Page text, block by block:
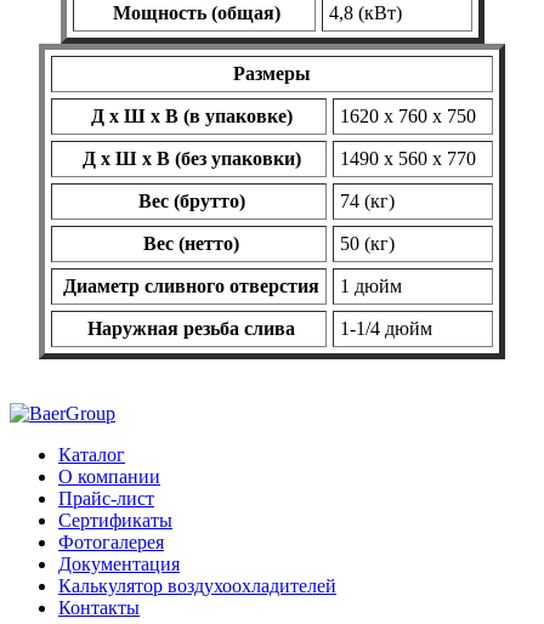
Мощность (общая) 4,8 (кВт)
Размеры
Д х Ш х В (в упаковке) 1620 х 760 х 750
Д х Ш х В (без упаковки) 1490 х 560 х 770
Вес (брутто) 74 (кг)
Вес (нетто) 50 (кг)
Диаметр сливного отверстия 1 дюйм
Наружная резьба слива 1-1/4 дюйм
Каталог
О компании
Прайс-лист
Сертификаты
Фотогалерея
Документация
Калькулятор воздухоохладителей
Контакты